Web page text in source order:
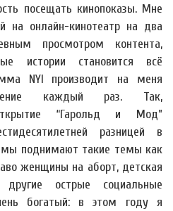
посещать кинопоказы. Мне
на онлайн-кинотеатр на два
просмотром контента,
истории становится всё
NYI производит на меня
каждый раз. Так,
“Гарольд и Мод”
разницей в
поднимают такие темы как
женщины на аборт, детская
острые социальные
богатый: в этом году я